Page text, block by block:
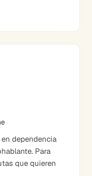
dependencia
Para
que quieren